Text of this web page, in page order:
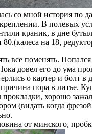
со мной история по
В полевых
краник, в дне
на 18,
все поменять.
довел его до ума
о картер и болт
пора в литье.
прокладки, хорошо
(видать когда
от минского,